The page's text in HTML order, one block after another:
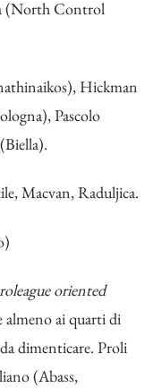
(North Control
Hickman
Pascolo
Macvan, Raduljica.
oriented
almeno ai quarti di
dimenticare. Proli
(Abass,